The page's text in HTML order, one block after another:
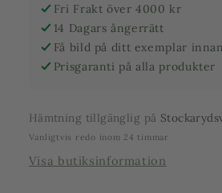
Fri Frakt över 4000 kr
14 Dagars ångerrätt
Få bild på ditt exemplar
Prisgaranti på alla produkter
Hämtning tillgänglig på
Vanligtvis redo inom 24 timmar
Visa butiksinformation